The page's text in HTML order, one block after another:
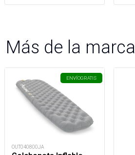
Más de la marca
ENVÍOGRATIS
OUT040800JA